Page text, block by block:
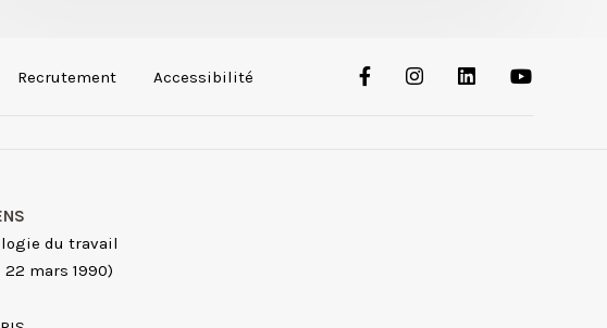
Recrutement Accessibilité
du travail
mars 1990)